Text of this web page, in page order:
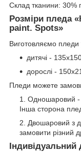
Склад тканини: 30%
Розміри пледа
paint. Spots»
Виготовляємо пледи
дитячі -
дорослі -
Пледи можете
Одношаровий -
Інша сторона
Двошаровий з
замовити різний